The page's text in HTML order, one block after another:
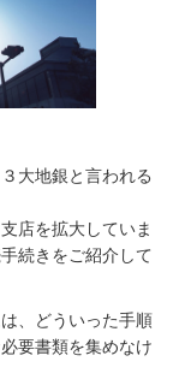
大地銀と言われる
店を拡大していま
続きをご紹介して
、どういった手順
要書類を集めなけ